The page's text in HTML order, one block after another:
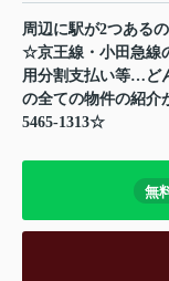
周辺に駅が2つある
☆京王線・小田急線
用分割支払い等…ど
の全ての物件の紹介
5465-1313☆
無